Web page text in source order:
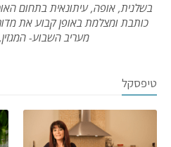
בשלנית, אופה, עיתונאית בתחום
כותבת ומצלמת באופן קבוע את
מעריב השבוע-
טיפסקל